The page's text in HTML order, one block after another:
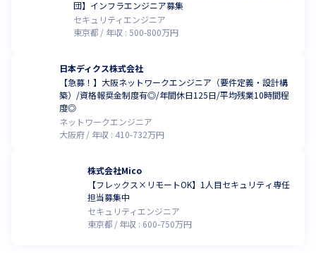
団】インフラエンジニア募集
セキュリティエンジニア
東京都
年収 : 500-800万円
日本ディクス株式会社
【急募！】大阪ネットワークエンジニア（要件定義・設計構
築）/資格報奨金制度有◎/年間休日125日/平均残業10時間程
度◎
ネットワークエンジニア
大阪府
年収 : 410-732万円
株式会社Mico
【フレックス×リモートOK】1人目セキュリティ専任
担当募集中
セキュリティエンジニア
東京都
年収 : 600-750万円